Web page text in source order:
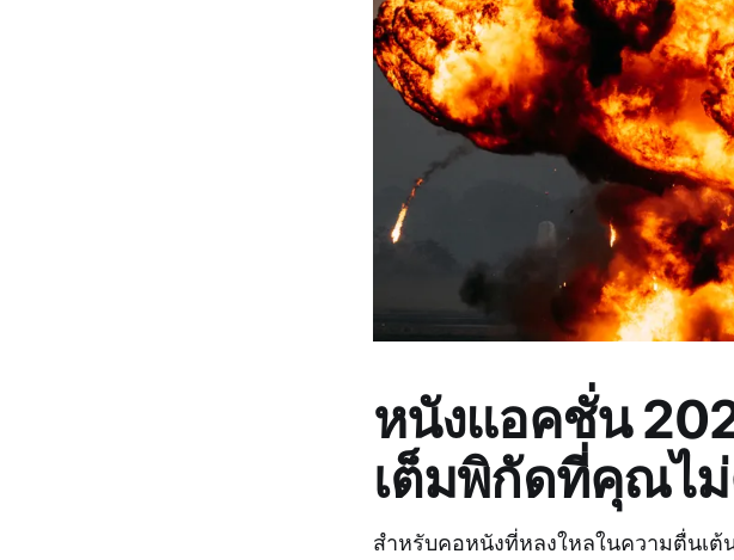
หนังแอคชั่น
เต็มพิกัดที่คุณไ
สำหรับคอหนังที่หลงใหลในความตื่นเต้